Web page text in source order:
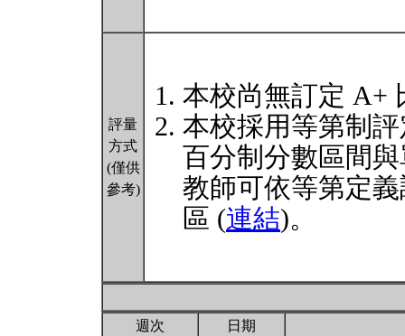
評量
方式
(僅供
參考)
本校尚無訂定 A+
本校採用等第制
百分制分數區間
教師可依等第定
區 (連結)。
週次 日期